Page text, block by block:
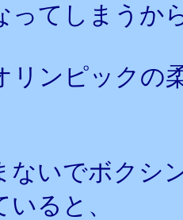
ってしまうか
リンピックの
ないでボクシ
ると、